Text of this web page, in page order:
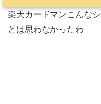
楽天カードマンこんな
とは思わなかったわ